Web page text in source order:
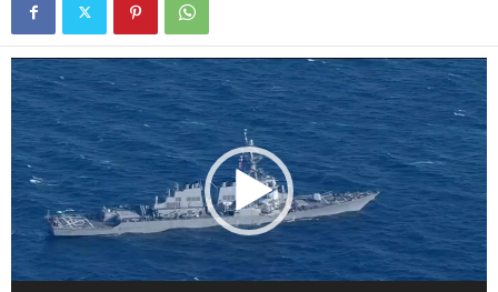
Video
Player